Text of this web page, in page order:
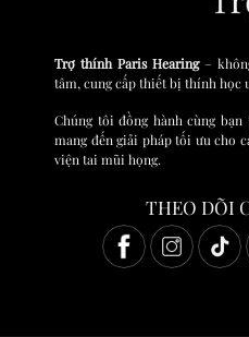
Trợ thính Paris Hearing–
tâm, cung cấp thiết bị thính học
Chúng tôi đồng hành cùng
mang đến giải pháp tối ưu cho
viện tai mũi họng.
THEO DÕI